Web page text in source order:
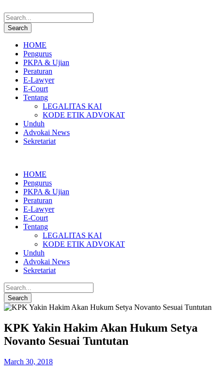
HOME
Pengurus
PKPA & Ujian
Peraturan
E-Lawyer
E-Court
Tentang
LEGALITAS KAI
KODE ETIK ADVOKAT
Unduh
Advokai News
Sekretariat
HOME
Pengurus
PKPA & Ujian
Peraturan
E-Lawyer
E-Court
Tentang
LEGALITAS KAI
KODE ETIK ADVOKAT
Unduh
Advokai News
Sekretariat
KPK Yakin Hakim Akan Hukum Setya
Novanto Sesuai Tuntutan
March 30, 2018